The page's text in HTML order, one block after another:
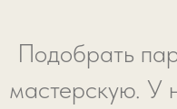
Подобрать
мастерскую. У